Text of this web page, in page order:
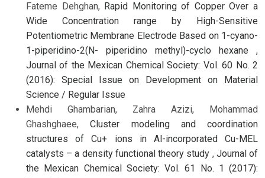
Fateme Dehghan, Rapid Monitoring of Copper Over a
Wide Concentration range by High-Sensitive
Potentiometric Membrane Electrode Based on 1-cyano-
1-piperidino-2(N- piperidino methyl)-cyclo hexane ,
Journal of the Mexican Chemical Society: Vol. 60 No. 2
(2016): Special Issue on Development on Material
Science / Regular Issue
Mehdi Ghambarian, Zahra Azizi, Mohammad
Ghashghaee,Cluster modeling and coordination
structures of Cu+ ions in Al-incorporated Cu-MEL
catalysts – a density functional theory study , Journal of
the Mexican Chemical Society: Vol. 61 No. 1 (2017):